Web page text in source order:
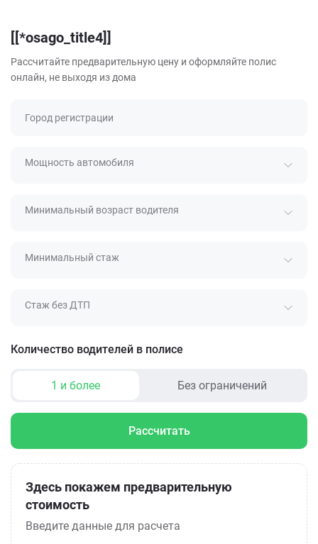
[[*osago_title4]]
Рассчитайте предварительную цену и оформляйте полис
онлайн, не выходя из дома
Город регистрации
Мощность автомобиля
Минимальный возраст водителя
Минимальный стаж
Стаж без ДТП
Количество водителей в полисе
1 и более Без ограничений
Рассчитать
Здесь покажем предварительную
стоимость
Введите данные для расчета